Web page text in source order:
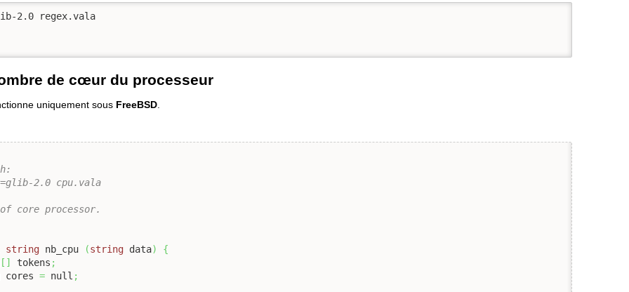
2.0 regex.vala
de cœur du processeur
uniquement sous FreeBSD.
2.0 cpu.vala
core processor.
string nb_cpu (string data)
{
[ ] tokens ;
cores = null ;